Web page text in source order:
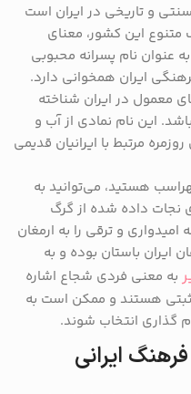
و تاریخی در ایران است
متنوع این کشور، معنای
عنوان نام پسرانه محبوبی
ایران همخوانی دارد.
معمول در ایران شناخته
این نام نمادی از آب و
مرتبط با ایرانیان قدیمی
هستید، می‌توانید به
نجات داده شده از گرگ
و ترقی را به ارمغان
ایران باستان بوده و به
به معنی فردی شجاع اشاره
هستند و ممکن است به
گذاری انتخاب شوند.
ایرانی